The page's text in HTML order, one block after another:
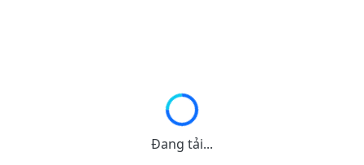
Đang tải...